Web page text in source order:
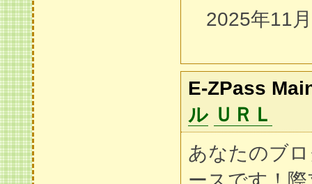
2025年11
E-ZPass
ル ＵＲＬ
あなたのブ